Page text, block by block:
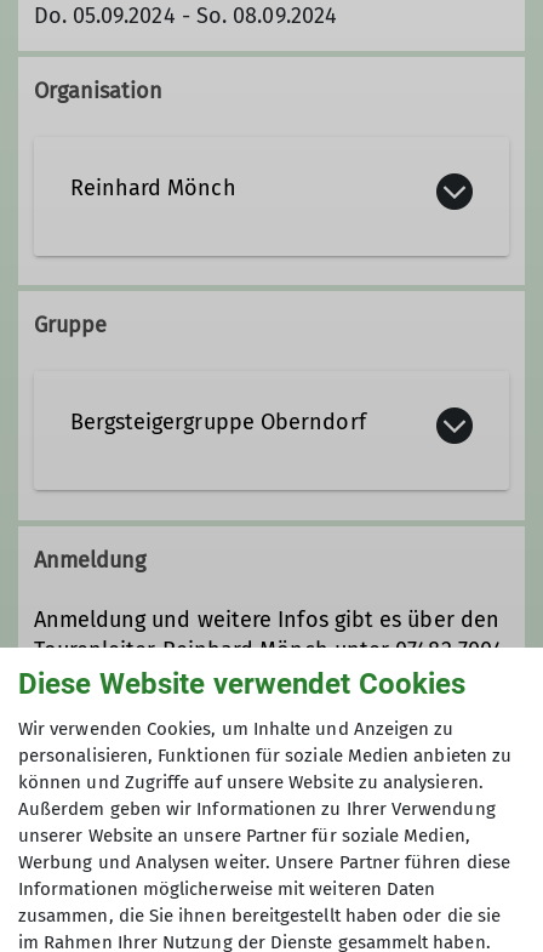
Do. 05.09.2024 - So. 08.09.2024
Organisation
Reinhard Mönch
r.moench@gmx.net
Gruppe
Bergsteigergruppe Oberndorf
Bergsteigergruppe Oberndorf in der
Sektion Oberer Neckar
Details
Anmeldung
Anmeldung und weitere Infos gibt es über den
Tourenleiter Reinhard Mönch unter 07482 7004
oder r.moench@gmx.net
Anmeldung bis
04.09.2024
Diese Website verwendet Cookies
Wir verwenden Cookies, um Inhalte und Anzeigen zu
personalisieren, Funktionen für soziale Medien anbieten zu
können und Zugriffe auf unsere Website zu analysieren.
Außerdem geben wir Informationen zu Ihrer Verwendung
unserer Website an unsere Partner für soziale Medien,
Werbung und Analysen weiter. Unsere Partner führen diese
Informationen möglicherweise mit weiteren Daten
zusammen, die Sie ihnen bereitgestellt haben oder die sie
im Rahmen Ihrer Nutzung der Dienste gesammelt haben.